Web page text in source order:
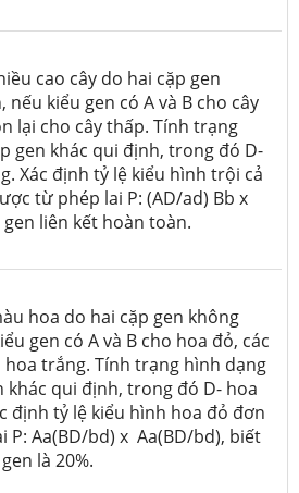
cao cây do hai cặp gen
kiểu gen có A và B cho cây
lại cho cây thấp. Tính trạng
gen khác qui định, trong đó D-
Xác định tỷ lệ kiểu hình trội cả
từ phép lai P: (AD/ad) Bb x
liên kết hoàn toàn.
hoa do hai cặp gen không
gen có A và B cho hoa đỏ, các
hoa trắng. Tính trạng hình dạng
khác qui định, trong đó D- hoa
định tỷ lệ kiểu hình hoa đỏ đơn
Aa(BD/bd) x Aa(BD/bd), biết
là 20%.